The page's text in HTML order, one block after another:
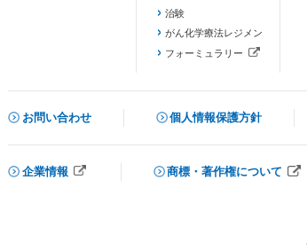
（新しいタブで開きます）
治験
がん化学療法レジメン
フォーミュラリー
お問い合わせ 個人情報保護方針
企業情報
商標・著作権について